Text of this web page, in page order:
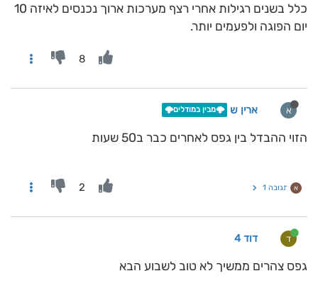
כלל בשנים רגילות אחרי רצף מערכות ארוך נכנסים לאיזה 10
יום הפוגה ולפעמים יותר.
8
א ארין ש 🌩️מבין במודלים🌩️
הזוי ההבדל בין גפס לאחרים כבר ב50 שעות
א תגובה 1 2
ד דוד 4
גפס צהרים ממשיך לא טוב לשבוע הבא